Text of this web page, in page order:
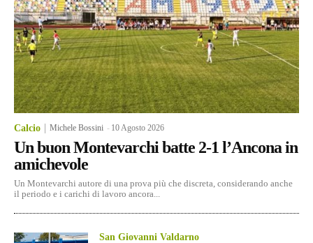
Calcio Michele Bossini - 10 Agosto 2026
Un buon Montevarchi batte 2-1 l’Ancona in
amichevole
Un Montevarchi autore di una prova più che discreta, considerando anche
il periodo e i carichi di lavoro ancora...
San Giovanni Valdarno